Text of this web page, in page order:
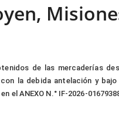
de las mercaderías
la debida antelación y
el ANEXO N.° IF-2026-